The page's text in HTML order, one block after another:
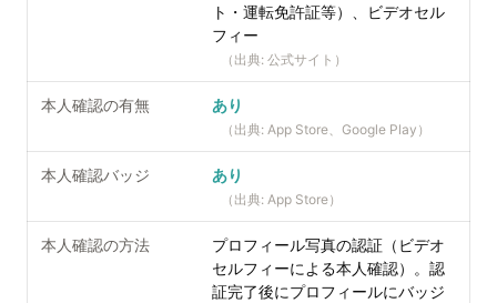
ト・運転免許証等）、ビデオセル
フィー
（出典: 公式サイト ）
本人確認の有無 あり
（出典: App Store、Google Play ）
本人確認バッジ あり
（出典: App Store）
本人確認の方法
プロフィール写真の認証（ビデオ
セルフィーによる本人確認）。認
証完了後にプロフィールにバッジ